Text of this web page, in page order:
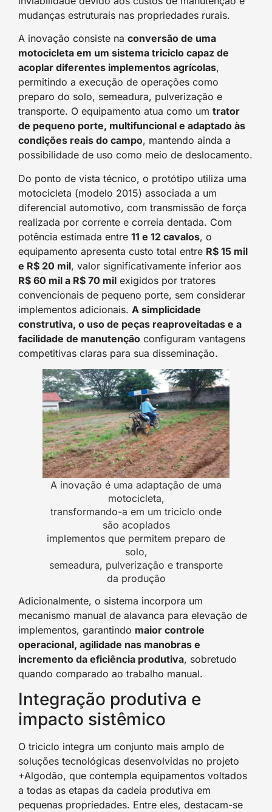
mudanças estruturais nas propriedades rurais.
A inovação consiste na conversão de uma
motocicleta em um sistema triciclo capaz de
acoplar diferentes implementos agrícolas,
permitindo a execução de operações como
preparo do solo, semeadura, pulverização e
transporte. O equipamento atua como um trator
de pequeno porte, multifuncional e adaptado às
condições reais do campo, mantendo ainda a
possibilidade de uso como meio de deslocamento.
Do ponto de vista técnico, o protótipo utiliza uma
motocicleta (modelo 2015) associada a um
diferencial automotivo, com transmissão de força
realizada por corrente e correia dentada. Com
potência estimada entre 11 e 12 cavalos, o
equipamento apresenta custo total entre R$ 15 mil
e R$ 20 mil, valor significativamente inferior aos
R$ 60 mil a R$ 70 mil exigidos por tratores
convencionais de pequeno porte, sem considerar
implementos adicionais. A simplicidade
construtiva, o uso de peças reaproveitadas e a
facilidade de manutenção configuram vantagens
competitivas claras para sua disseminação.
A inovação é uma adaptação de uma
motocicleta,
transformando-a em um triciclo onde
são acoplados
implementos que permitem preparo de
solo,
semeadura, pulverização e transporte
da produção
Adicionalmente, o sistema incorpora um
mecanismo manual de alavanca para elevação de
implementos, garantindo maior controle
operacional, agilidade nas manobras e
incremento da eficiência produtiva, sobretudo
quando comparado ao trabalho manual.
Integração produtiva e
impacto sistêmico
O triciclo integra um conjunto mais amplo de
soluções tecnológicas desenvolvidas no projeto
+Algodão, que contempla equipamentos voltados
a todas as etapas da cadeia produtiva em
pequenas propriedades. Entre eles, destacam-se